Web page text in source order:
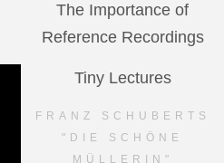
The Importance of
Reference Recordings
Tiny Lectures
FRANZ SCHUBERTS
"DIE SCHÖNE
MÜLLERIN"